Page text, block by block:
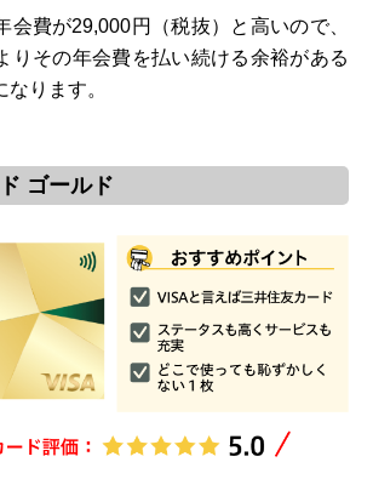
会費が29,000円（税抜）と高いので、
りその年会費を払い続ける余裕がある
ります。
ゴールド